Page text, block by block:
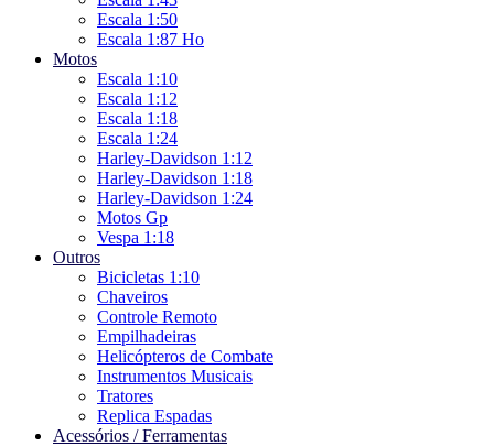
Escala 1:50
Escala 1:87 Ho
Motos
Escala 1:10
Escala 1:12
Escala 1:18
Escala 1:24
Harley-Davidson 1:12
Harley-Davidson 1:18
Harley-Davidson 1:24
Motos Gp
Vespa 1:18
Outros
Bicicletas 1:10
Chaveiros
Controle Remoto
Empilhadeiras
Helicópteros de Combate
Instrumentos Musicais
Tratores
Replica Espadas
Acessórios / Ferramentas